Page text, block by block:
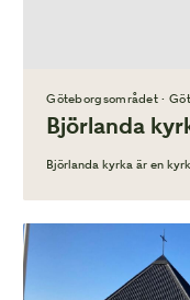
Göteborgsområdet ·
Björlanda
Björlanda kyrka är en